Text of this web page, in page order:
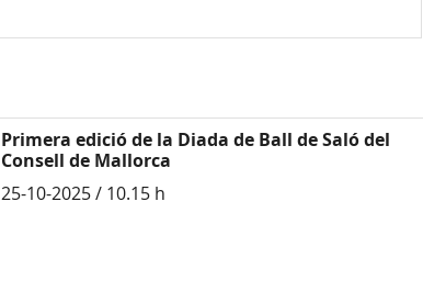
Primera edició de la Diada de Ball de Saló del
Consell de Mallorca
25-10-2025 / 10.15 h